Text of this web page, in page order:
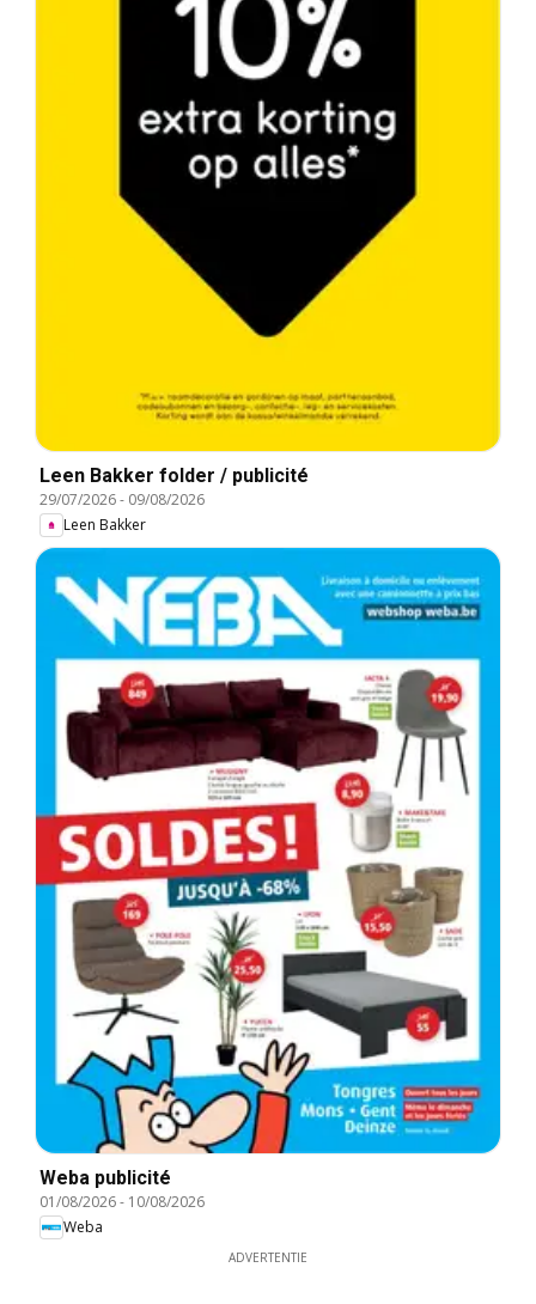
Leen Bakker folder / publicité
29/07/2026- 09/08/2026
Leen Bakker
Weba publicité
01/08/2026- 10/08/2026
Weba
ADVERTENTIE